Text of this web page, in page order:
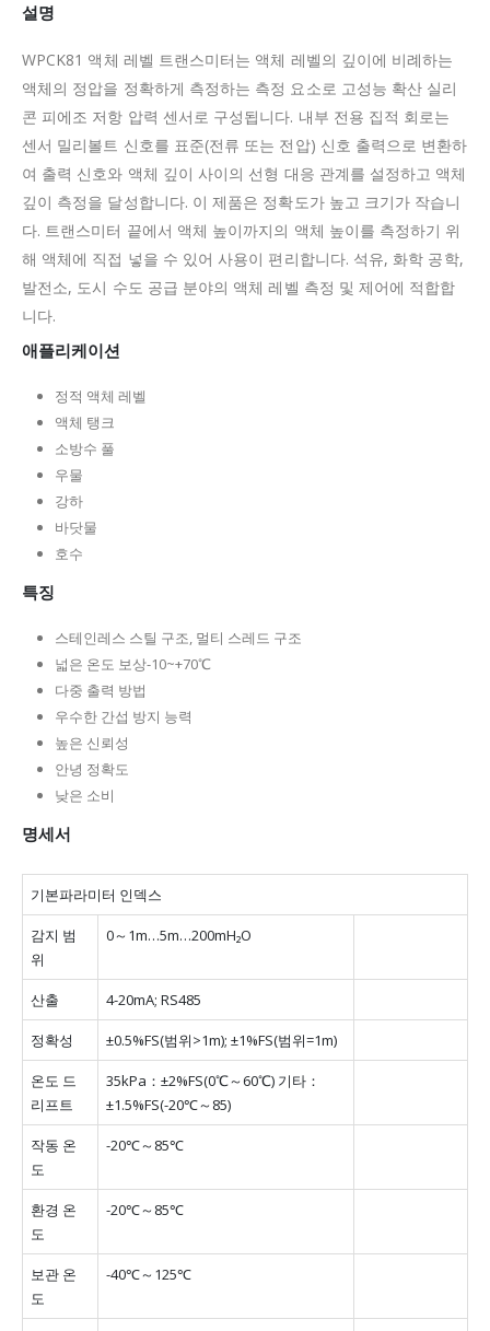
설명
WPCK81 액체 레벨 트랜스미터는 액체 레벨의 깊이에 비례하는
액체의 정압을 정확하게 측정하는 측정 요소로 고성능 확산 실리
콘 피에조 저항 압력 센서로 구성됩니다. 내부 전용 집적 회로는
센서 밀리볼트 신호를 표준(전류 또는 전압) 신호 출력으로 변환하
여 출력 신호와 액체 깊이 사이의 선형 대응 관계를 설정하고 액체
깊이 측정을 달성합니다. 이 제품은 정확도가 높고 크기가 작습니
다. 트랜스미터 끝에서 액체 높이까지의 액체 높이를 측정하기 위
해 액체에 직접 넣을 수 있어 사용이 편리합니다. 석유, 화학 공학,
발전소, 도시 수도 공급 분야의 액체 레벨 측정 및 제어에 적합합
니다.
애플리케이션
정적 액체 레벨
액체 탱크
소방수 풀
우물
강하
바닷물
호수
특징
스테인레스 스틸 구조, 멀티 스레드 구조
넓은 온도 보상-10~+70℃
다중 출력 방법
우수한 간섭 방지 능력
높은 신뢰성
안녕 정확도
낮은 소비
명세서
기본파라미터 인덱스
감지 범
위
0～1m…5m…200mH₂O
산출 4-20mA;RS485
정확성 ±0.5%FS(범위>1m);±1%FS(범위=1m)
온도 드
리프트
35kPa：±2%FS(0℃～60℃) 기타：
±1.5%FS(-20℃～85)
작동 온
도
-20℃～85℃
환경 온
도
-20℃～85℃
보관 온
도
-40℃～125℃